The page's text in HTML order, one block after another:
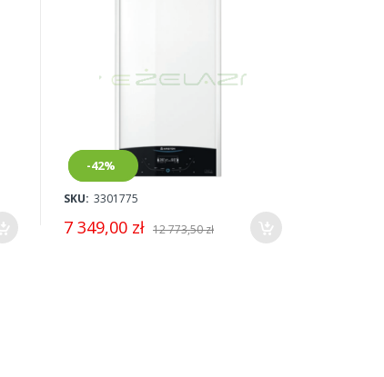
Nowy
-42%
SKU: 3301775
7 349,00 zł 12 773,50 zł